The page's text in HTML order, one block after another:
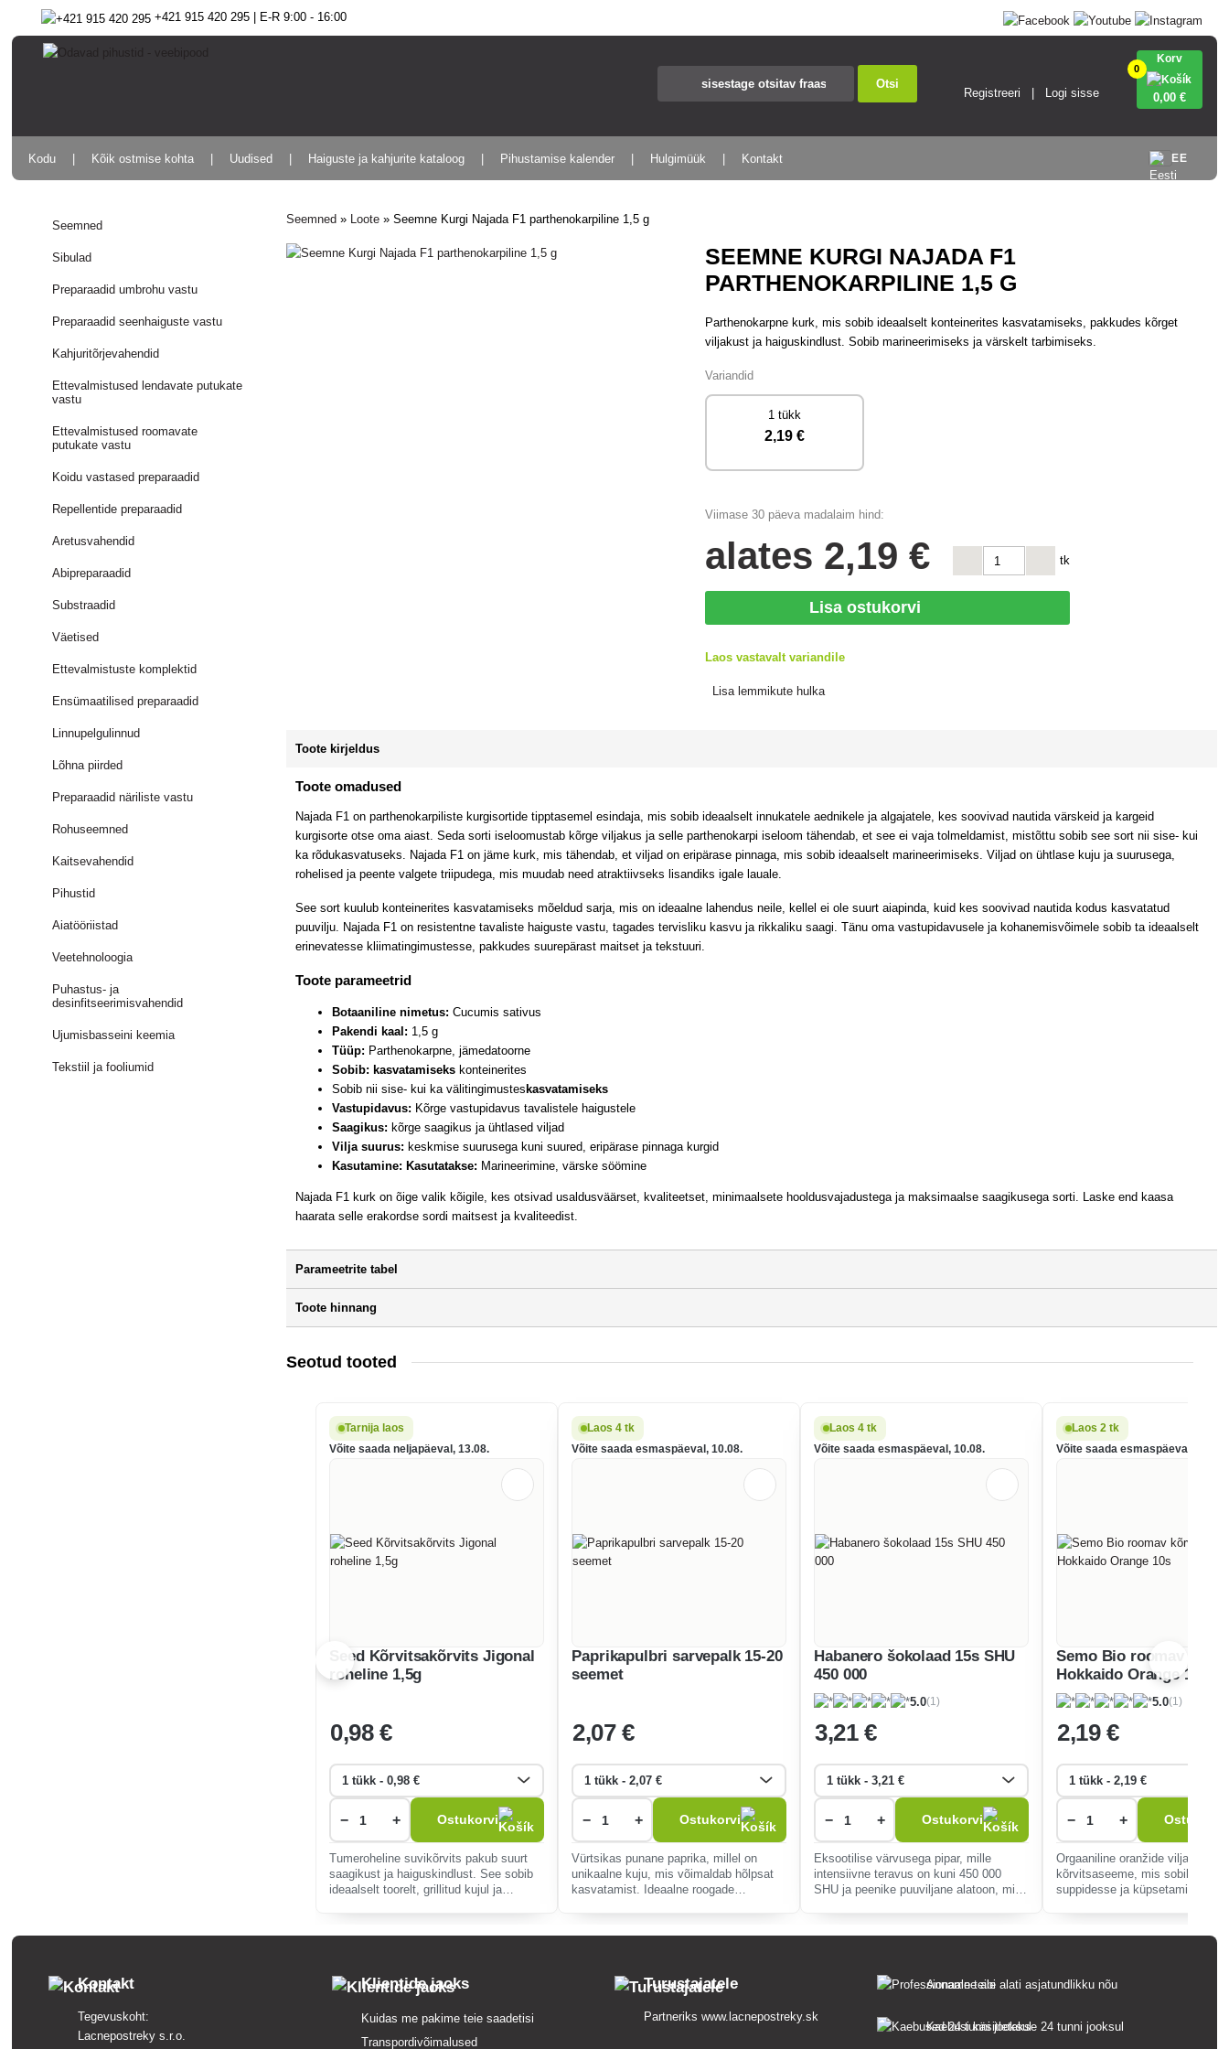
+421 915 420 295 | E-R 9:00 - 16:00
Otsi
Registreeri Logi sisse
0
Korv
0,00 €
EE
Kodu Kõik ostmise kohta Uudised Haiguste ja kahjurite kataloog Pihustamise kalender Hulgimüük Kontakt
Seemned
Sibulad
Preparaadid umbrohu vastu
Preparaadid seenhaiguste vastu
Kahjuritõrjevahendid
Ettevalmistused lendavate putukate
vastu
Ettevalmistused roomavate
putukate vastu
Koidu vastased preparaadid
Repellentide preparaadid
Aretusvahendid
Abipreparaadid
Substraadid
Väetised
Ettevalmistuste komplektid
Ensümaatilised preparaadid
Linnupelgulinnud
Lõhna piirded
Preparaadid näriliste vastu
Rohuseemned
Kaitsevahendid
Pihustid
Aiatööriistad
Veetehnoloogia
Puhastus- ja
desinfitseerimisvahendid
Ujumisbasseini keemia
Tekstiil ja fooliumid
Seemned » Loote »Seemne Kurgi Najada F1 parthenokarpiline 1,5 g
SEEMNE KURGI NAJADA F1
PARTHENOKARPILINE 1,5 G
Parthenokarpne kurk, mis sobib ideaalselt konteinerites kasvatamiseks, pakkudes kõrget
viljakust ja haiguskindlust. Sobib marineerimiseks ja värskelt tarbimiseks.
Variandid
1 tükk
2,19 €
Viimase 30 päeva madalaim hind:
alates 2,19 € tk
Lisa ostukorvi
Laos vastavalt variandile
Lisa lemmikute hulka
Toote kirjeldus
Toote omadused
Najada F1 on parthenokarpiliste kurgisortide tipptasemel esindaja, mis sobib ideaalselt innukatele aednikele ja algajatele, kes soovivad nautida värskeid ja kargeid
kurgisorte otse oma aiast. Seda sorti iseloomustab kõrge viljakus ja selle parthenokarpi iseloom tähendab, et see ei vaja tolmeldamist, mistõttu sobib see sort nii sise- kui
ka rõdukasvatuseks. Najada F1 on jäme kurk, mis tähendab, et viljad on eripärase pinnaga, mis sobib ideaalselt marineerimiseks. Viljad on ühtlase kuju ja suurusega,
rohelised ja peente valgete triipudega, mis muudab need atraktiivseks lisandiks igale lauale.
See sort kuulub konteinerites kasvatamiseks mõeldud sarja, mis on ideaalne lahendus neile, kellel ei ole suurt aiapinda, kuid kes soovivad nautida kodus kasvatatud
puuvilju. Najada F1 on resistentne tavaliste haiguste vastu, tagades tervisliku kasvu ja rikkaliku saagi. Tänu oma vastupidavusele ja kohanemisvõimele sobib ta ideaalselt
erinevatesse kliimatingimustesse, pakkudes suurepärast maitset ja tekstuuri.
Toote parameetrid
Botaaniline nimetus: Cucumis sativus
Pakendi kaal: 1,5 g
Tüüp: Parthenokarpne, jämedatoorne
Sobib: kasvatamiseks konteinerites
Sobib nii sise- kui ka välitingimusteskasvatamiseks
Vastupidavus: Kõrge vastupidavus tavalistele haigustele
Saagikus: kõrge saagikus ja ühtlased viljad
Vilja suurus: keskmise suurusega kuni suured, eripärase pinnaga kurgid
Kasutamine: Kasutatakse: Marineerimine, värske söömine
Najada F1 kurk on õige valik kõigile, kes otsivad usaldusväärset, kvaliteetset, minimaalsete hooldusvajadustega ja maksimaalse saagikusega sorti. Laske end kaasa
haarata selle erakordse sordi maitsest ja kvaliteedist.
Parameetrite tabel
Toote hinnang
Seotud tooted
Tarnija laos
Võite saada neljapäeval, 13.08.
Seed Kõrvitsakõrvits Jigonal
roheline 1,5g
0,98 €
− + Ostukorvi
Tumeroheline suvikõrvits pakub suurt
saagikust ja haiguskindlust. See sobib
ideaalselt toorelt, grillitud kujul ja
kasvuhoonesse.
Laos 4 tk
Võite saada esmaspäeval, 10.08.
Paprikapulbri sarvepalk 15-20
seemet
2,07 €
− + Ostukorvi
Vürtsikas punane paprika, millel on
unikaalne kuju, mis võimaldab hõlpsat
kasvatamist. Ideaalne roogade
kogenud aednikele.
Laos 4 tk
Võite saada esmaspäeval, 10.08.
Habanero šokolaad 15s SHU
450 000
5.0(1)
3,21 €
− + Ostukorvi
Eksootilise värvusega pipar, mille
intensiivne teravus on kuni 450 000
SHU ja peenike puuviljane alatoon, mis
kasvatamiseks aias või kas
Laos 2 tk
Võite saada esmaspäeval, 10.08.
Semo Bio roomav
Hokkaido Orange 10s
5.0(1)
2,19 €
− + Ostukorvi
Orgaaniline oranžide viljadega
kõrvitsaseeme, mis sobib
suppidesse ja küpsetamiseks,
Kontakt
Tegevuskoht:
Lacnepostreky s.r.o.
Klientide jaoks
Kuidas me pakime teie saadetisi
Transpordivõimalused
Turustajatele
Partnerikswww.lacnepostreky.sk
Anname teile alati asjatundlikku nõu
Kaebusi käsitletakse 24 tunni jooksul